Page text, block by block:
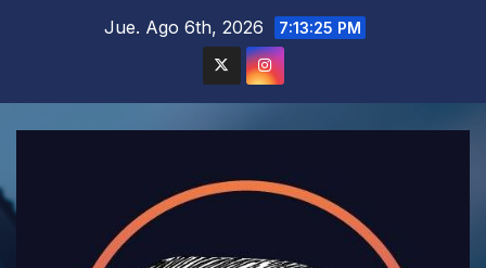
Jue. Ago 6th, 2026 7:13:27 PM